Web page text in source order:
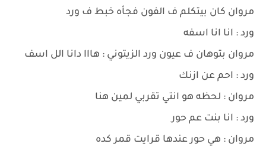
مروان كان بيتكلم ف الفون فجأه خبط ف ورد
ورد : انا انا اسفه
مروان بتوهان ف عيون ورد الزيتوني : هااا دانا الل اسف
ورد : احم عن ازنك
مروان : لحظه هو انتي تقربي لمين هنا
ورد : انا بنت عم حور
مروان : هي حور عندها قرايت قمر كده